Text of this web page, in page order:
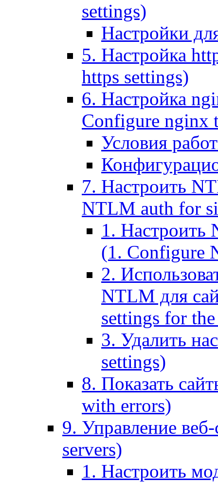
settings)
Настройки
5. Настройка
https settings)
6. Настройка
Configure nginx
Условия
7. Настроить
NTLM auth for
1. Настроить
(1. Configure
2.
NTLM для
settings for
3. Удалить
settings)
8. Показать
with errors)
9. Управление
servers)
1. Настроить